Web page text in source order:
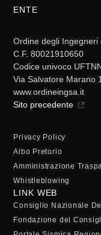
ENTE
Ordine degli
C.F. 80021910650
Codice univoco
Via Salvatore Marano
www.ordineingsa.it
Sito precedente
Privacy Policy
Albo Pretorio
Amministrazione
Whistleblowing
LINK WEB
Consiglio Nazionale
Fondazione del